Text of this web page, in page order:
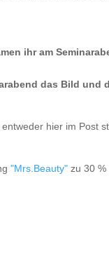
ihr am
das Bild und
hier im Post
"Mrs.Beauty" zu 30 %